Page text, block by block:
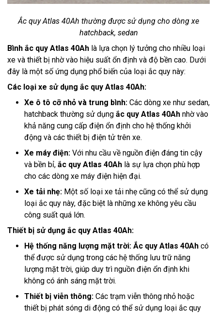
Ắc quy Atlas 40Ah thường được sử dụng cho dòng xe
hatchback, sedan
Bình ắc quy Atlas 40Ah là lựa chọn lý tưởng cho nhiều loại
xe và thiết bị nhờ vào hiệu suất ổn định và độ bền cao. Dưới
đây là một số ứng dụng phổ biến của loại ắc quy này:
Các loại xe sử dụng ắc quy Atlas 40Ah:
Xe ô tô cỡ nhỏ và trung bình: Các dòng xe như sedan,
hatchback thường sử dụng ắc quy Atlas 40Ah nhờ vào
khả năng cung cấp điện ổn định cho hệ thống khởi
động và các thiết bị điện tử trên xe.
Xe máy điện: Với nhu cầu về nguồn điện đáng tin cậy
và bền bỉ, ắc quy Atlas 40Ah là sự lựa chọn phù hợp
cho các dòng xe máy điện hiện đại.
Xe tải nhẹ: Một số loại xe tải nhẹ cũng có thể sử dụng
loại ắc quy này, đặc biệt là những xe không yêu cầu
công suất quá lớn.
Thiết bị sử dụng ắc quy Atlas 40Ah:
Hệ thống năng lượng mặt trời: Ắc quy Atlas 40Ah có
thể được sử dụng trong các hệ thống lưu trữ năng
lượng mặt trời, giúp duy trì nguồn điện ổn định khi
không có ánh sáng mặt trời.
Thiết bị viễn thông: Các trạm viễn thông nhỏ hoặc
thiết bị phát sóng di động có thể sử dụng loại ắc quy